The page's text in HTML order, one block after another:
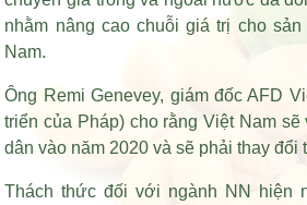
nhằm nâng cao chuỗi giá trị cho
Nam.
Ông Remi Genevey, giám đốc AFD
triển của Pháp) cho rằng Việt Nam
dân vào năm 2020 và sẽ phải thay đổi
Thách thức đối với ngành NN hiện